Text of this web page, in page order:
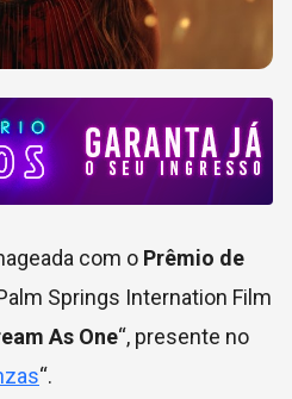
com o Prêmio de
Springs Internation Film
As One“, presente no
“.